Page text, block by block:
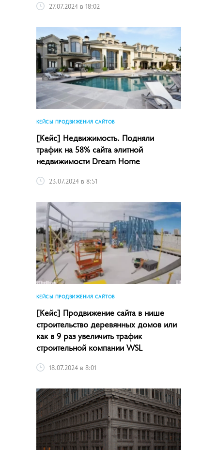
27.07.2024 в 18:02
КЕЙСЫ ПРОДВИЖЕНИЯ САЙТОВ
[Кейс] Недвижимость. Подняли
трафик на 58% сайта элитной
недвижимости Dream Home
23.07.2024 в 8:51
КЕЙСЫ ПРОДВИЖЕНИЯ САЙТОВ
[Кейс] Продвижение сайта в нише
строительство деревянных домов или
как в 9 раз увеличить трафик
строительной компании WSL
18.07.2024 в 8:01